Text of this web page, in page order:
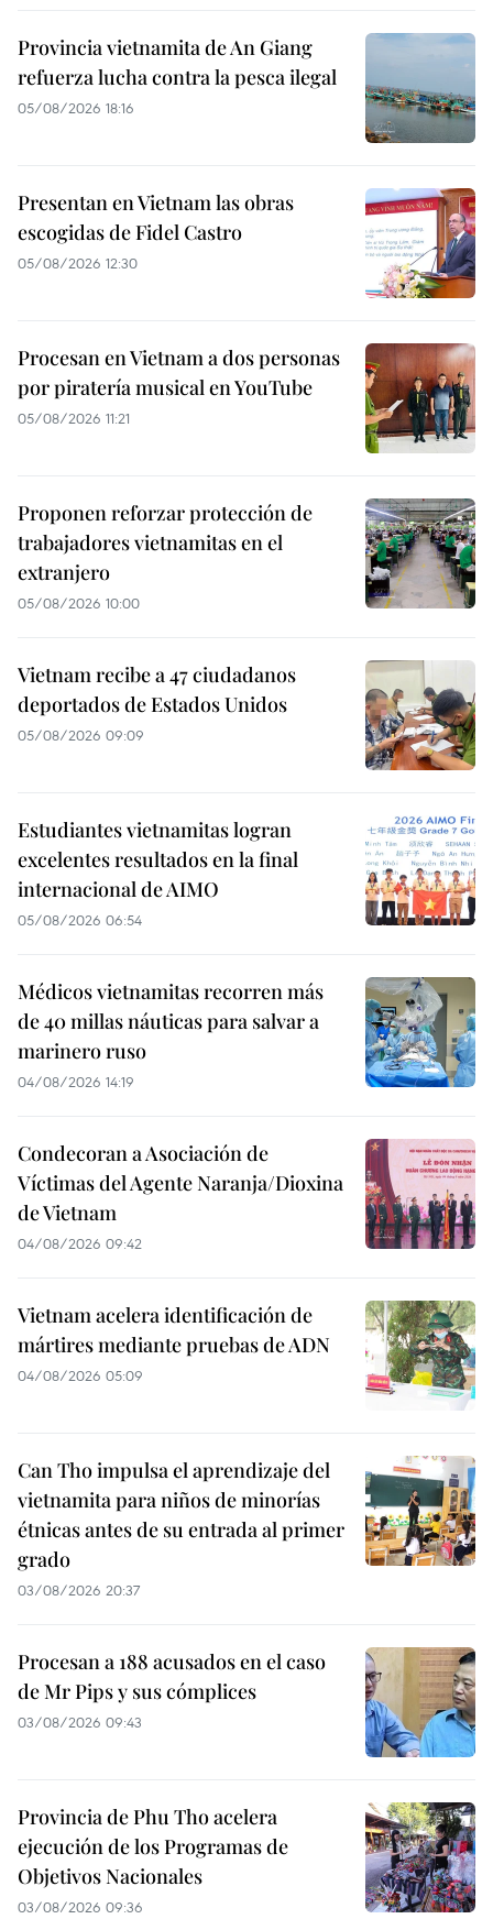
Provincia vietnamita de An Giang
refuerza lucha contra la pesca ilegal
05/08/2026 18:16
Presentan en Vietnam las obras
escogidas de Fidel Castro
05/08/2026 12:30
Procesan en Vietnam a dos personas
por piratería musical en YouTube
05/08/2026 11:21
Proponen reforzar protección de
trabajadores vietnamitas en el
extranjero
05/08/2026 10:00
Vietnam recibe a 47 ciudadanos
deportados de Estados Unidos
05/08/2026 09:09
Estudiantes vietnamitas logran
excelentes resultados en la final
internacional de AIMO
05/08/2026 06:54
Médicos vietnamitas recorren más
de 40 millas náuticas para salvar a
marinero ruso
04/08/2026 14:19
Condecoran a Asociación de
Víctimas del Agente Naranja/Dioxina
de Vietnam
04/08/2026 09:42
Vietnam acelera identificación de
mártires mediante pruebas de ADN
04/08/2026 05:09
Can Tho impulsa el aprendizaje del
vietnamita para niños de minorías
étnicas antes de su entrada al primer
grado
03/08/2026 20:37
Procesan a 188 acusados en el caso
de Mr Pips y sus cómplices
03/08/2026 09:43
Provincia de Phu Tho acelera
ejecución de los Programas de
Objetivos Nacionales
03/08/2026 09:36